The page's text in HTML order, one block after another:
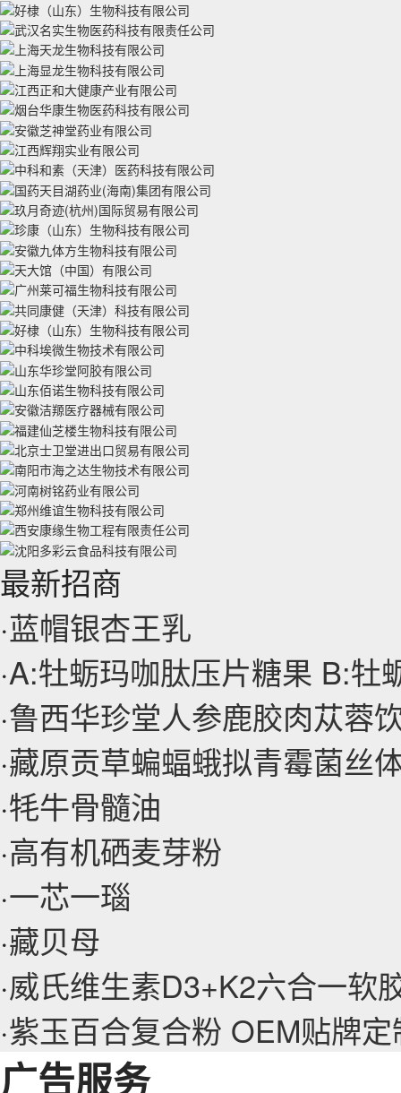
最新招商
·蓝帽银杏王乳
·A:牡蛎玛咖肽压片糖果 B:牡
·鲁西华珍堂人参鹿胶肉苁蓉
·藏原贡草蝙蝠蛾拟青霉菌丝
·牦牛骨髓油
·高有机硒麦芽粉
·一芯一瑙
·藏贝母
·威氏维生素D3+K2六合一软
·紫玉百合复合粉 OEM贴牌
广告服务